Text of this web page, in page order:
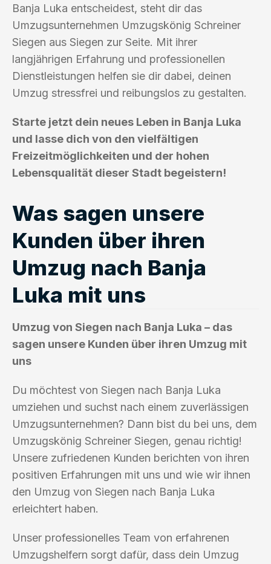
Banja Luka entscheidest, steht dir das
Umzugsunternehmen Umzugskönig Schreiner
Siegen aus Siegen zur Seite. Mit ihrer
langjährigen Erfahrung und professionellen
Dienstleistungen helfen sie dir dabei, deinen
Umzug stressfrei und reibungslos zu gestalten.
Starte jetzt dein neues Leben in Banja Luka
und lasse dich von den vielfältigen
Freizeitmöglichkeiten und der hohen
Lebensqualität dieser Stadt begeistern!
Was sagen unsere
Kunden über ihren
Umzug nach Banja
Luka mit uns
Umzug von Siegen nach Banja Luka – das
sagen unsere Kunden über ihren Umzug mit
uns
Du möchtest von Siegen nach Banja Luka
umziehen und suchst nach einem zuverlässigen
Umzugsunternehmen? Dann bist du bei uns, dem
Umzugskönig Schreiner Siegen, genau richtig!
Unsere zufriedenen Kunden berichten von ihren
positiven Erfahrungen mit uns und wie wir ihnen
den Umzug von Siegen nach Banja Luka
erleichtert haben.
Unser professionelles Team von erfahrenen
Umzugshelfern sorgt dafür, dass dein Umzug